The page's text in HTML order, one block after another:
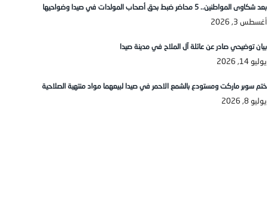
بعد شكاوى المواطنين.. 5 محاضر ضبط بحق أصحاب المولدات في صيدا وضواحيها
أغسطس 3, 2026
بيان توضيحي صادر عن عائلة آل الملاح في مدينة صيدا
يوليو 14, 2026
ختم سوبر ماركت ومستودع بالشمع الاحمر في صيدا لبيعهما مواد منتهية الصلاحية
يوليو 8, 2026